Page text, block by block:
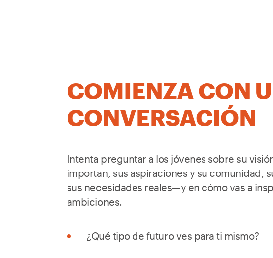
COMIENZA CON
CONVERSACIÓN
Intenta preguntar a los jóvenes sobre su
importan, sus aspiraciones y su comunidad,
sus necesidades reales—y en cómo vas a
ambiciones.
¿Qué tipo de futuro ves para ti mismo?